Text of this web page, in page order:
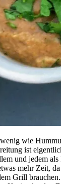
wie
ist
und jedem
mehr Zeit,
Grill